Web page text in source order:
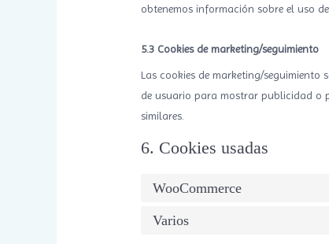
obtenemos información sobre el uso
5.3 Cookies de marketing/seguimiento
Las cookies de marketing/
de usuario para mostrar publicidad o
similares.
6. Cookies usadas
WooCommerce
Varios